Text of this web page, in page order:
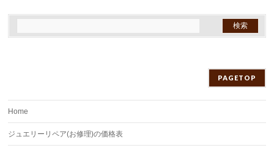
PAGETOP
Home
ジュエリーリペア(お修理)の価格表